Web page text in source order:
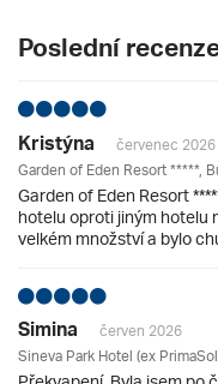
Poslední
Kristýna
červenec 2026
Garden of Eden Resort *****,
Garden of Eden Resort
hotelu oproti jiným hotelu
velkém množství a bylo
Simina
červen 2026
Sineva Park Hotel (ex